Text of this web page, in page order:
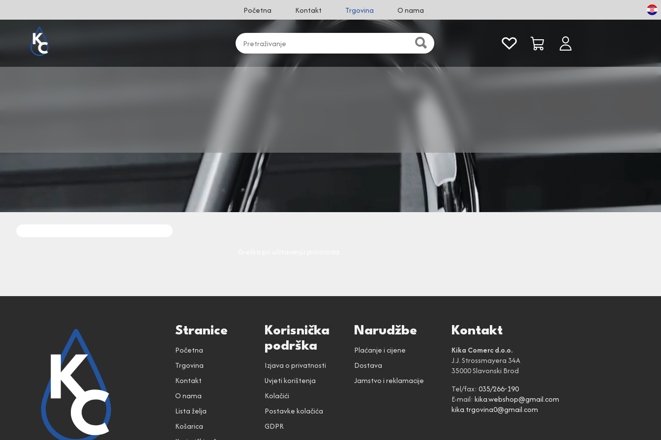
Početna Kontakt Trgovina O nama
Stranice
Početna
Trgovina
Kontakt
O nama
Lista želja
Košarica
Korisnička
podrška
Izjava o privatnosti
Uvjeti korištenja
Kolačići
Postavke kolačića
GDPR
Narudžbe
Plaćanje i cijene
Dostava
Jamstvo i reklamacije
Kontakt
Kika Comerc d.o.o.
J.J. Strossmayera 34A
35000 Slavonski Brod
Tel/fax: 035/266-190
E-mail: kika.webshop@gmail.com
kika.trgovina0@gmail.com